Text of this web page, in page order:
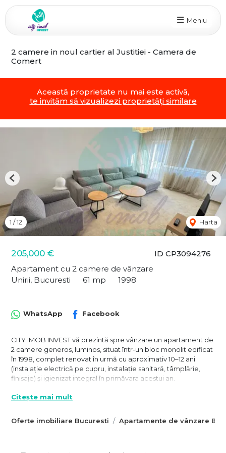
Meniu
2 camere in noul cartier al Justitiei - Camera de
Comert
Această proprietate nu mai este activă,
te invităm să vizualizezi proprietăți similare
ID CP3094276
205,000 €
Apartament cu 2 camere de vânzare
Unirii, Bucuresti
61 mp 1998
1 /12 Harta
Previous
Oferte imobiliare Bucuresti Apartamente de vânzare
WhatsApp Facebook
CITY IMOB INVEST vă prezintă spre vânzare un apartament de
2 camere generos, luminos, situat într-un bloc monolit edificat
în 1998, complet renovat în urmă cu aproximativ 10–12 ani
(instalație electrică pe cupru, instalație sanitară, tâmplărie,
finisaje) și igienizat integral în primăvara acestui an.
cap și fără investiții majore.
este decomandat și remarcabil prin funcționalitatea lui:
Citește mai mult